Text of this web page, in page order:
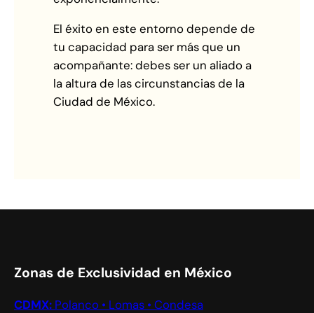
El éxito en este entorno depende de
tu capacidad para ser más que un
acompañante: debes ser un aliado a
la altura de las circunstancias de la
Ciudad de México.
Zonas de Exclusividad en México
CDMX: Polanco • Lomas • Condesa